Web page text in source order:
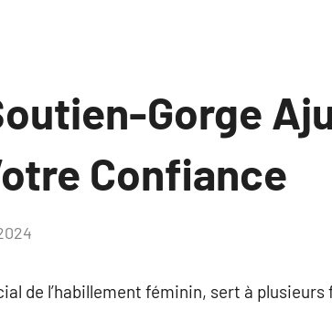
Gorge
Confiance
de l’habillement féminin, sert à